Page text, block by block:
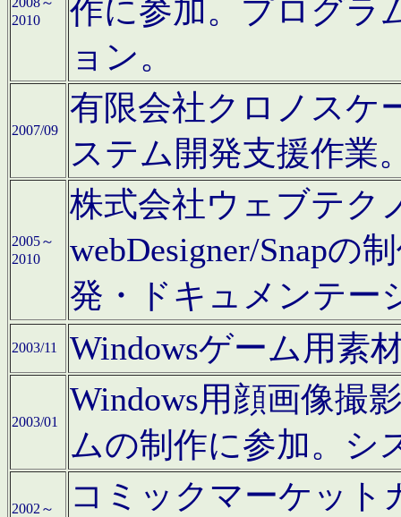
2010
作に参加。プログラ
ョン。
2007/09
有限会社クロノスケ
ステム開発支援作業
2005～
2010
株式会社ウェブテク
webDesigner/Snapの
発・ドキュメンテー
2003/11 Windowsゲーム用素
2003/01
Windows用顔画像撮
ムの制作に参加。シ
2002～
コミックマーケット